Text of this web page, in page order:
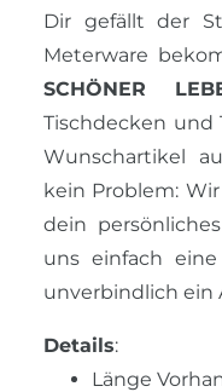
Dir gefällt der
Meterware
SCHÖNER
Tischdecken und
Wunschartikel
kein Problem:
dein
uns einfach
unverbindlich ein
Details:
Länge